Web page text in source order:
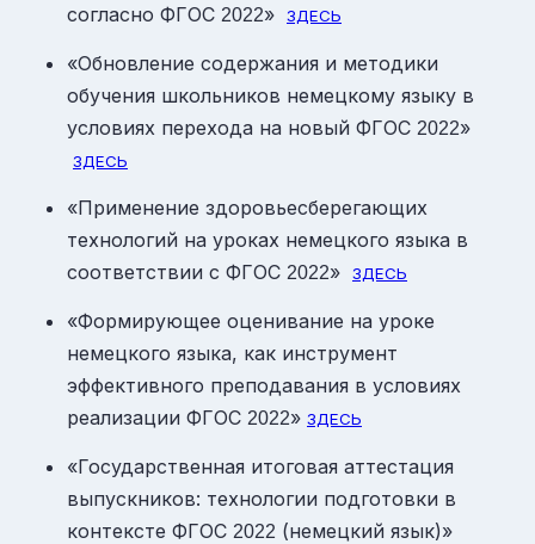
согласно ФГОС 2022» ЗДЕСЬ
«Обновление содержания и методики
обучения школьников немецкому языку в
условиях перехода на новый ФГОС 2022»
ЗДЕСЬ
«Применение здоровьесберегающих
технологий на уроках немецкого языка в
соответствии с ФГОС 2022» ЗДЕСЬ
«Формирующее оценивание на уроке
немецкого языка, как инструмент
эффективного преподавания в условиях
реализации ФГОС 2022» ЗДЕСЬ
«Государственная итоговая аттестация
выпускников: технологии подготовки в
контексте ФГОС 2022 (немецкий язык)»